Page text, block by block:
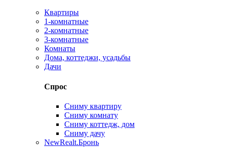
Квартиры
1-комнатные
2-комнатные
3-комнатные
Комнаты
Дома, коттеджи, усадьбы
Дачи
Спрос
Сниму квартиру
Сниму комнату
Сниму коттедж, дом
Сниму дачу
NewRealt.Бронь